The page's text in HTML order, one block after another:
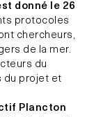
donné le 26
protocoles
chercheurs,
de la mer.
du
du projet et
Plancton